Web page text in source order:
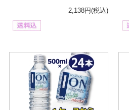
2,138円(税込)